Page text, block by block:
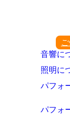
音響に
照明に
パフォ
パフォ